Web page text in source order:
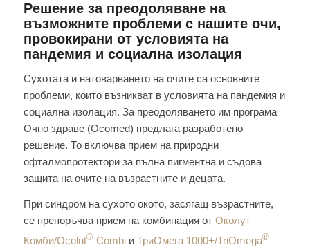
Решение за преодоляване на
възможните проблеми с нашите очи,
провокирани от условията на
пандемия и социална изолация
Сухотата и натоварването на очите са основните
проблеми, които възникват в условията на пандемия и
социална изолация. За преодоляването им програма
Очно здраве (Ocomed) предлага разработено
решение. То включва прием на природни
офталмопротектори за пълна пигментна и съдова
защита на очите на възрастните и децата.
При синдром на сухото окото, засягащ възрастните,
се препоръчва прием на комбинация от Околут
Комби/Ocolut®Combiи ТриОмега 1000+/TriOmega®